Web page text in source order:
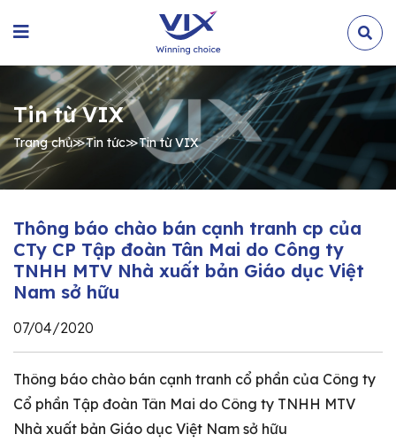
Tin từ VIX
Trang chủ≫Tin tức≫Tin từ VIX
Thông báo chào bán cạnh tranh cp của
CTy CP Tập đoàn Tân Mai do Công ty
TNHH MTV Nhà xuất bản Giáo dục Việt
Nam sở hữu
07/04/2020
Thông báo chào bán cạnh tranh cổ phần của Công ty
Cổ phần Tập đoàn Tân Mai do Công ty TNHH MTV
Nhà xuất bản Giáo dục Việt Nam sở hữu